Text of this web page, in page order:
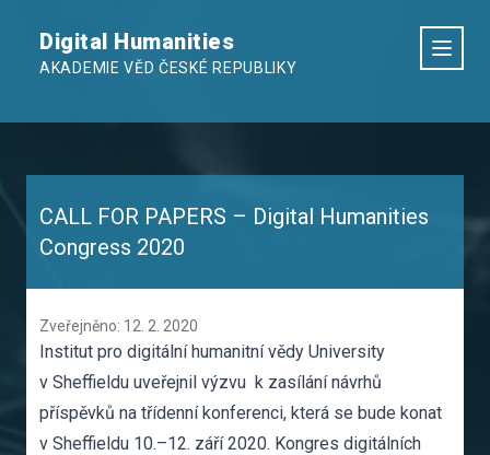
Digital Humanities
AKADEMIE VĚD ČESKÉ REPUBLIKY
CALL FOR PAPERS – Digital Humanities
Congress 2020
Zveřejněno: 12. 2. 2020
Institut pro digitální humanitní vědy University
v Sheffieldu uveřejnil výzvu k zasílání návrhů
příspěvků na třídenní konferenci, která se bude konat
v Sheffieldu 10.–12. září 2020. Kongres digitálních